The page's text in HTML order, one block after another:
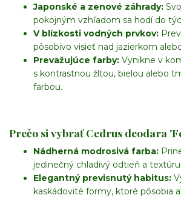
Japonské a zenové záhrady:
pokojným vzhľadom sa hodí do
V blízkosti vodných prvkov:
pôsobivo visieť nad jazierkom
Prevažujúce farby: Vynikne v
s kontrastnou žltou, bielou alebo
farbou.
Prečo si vybrať Cedrus deodara
Nádherná modrosivá farba:
jedinečný chladivý odtieň a textúru.
Elegantný previsnutý habitus:
kaskádovité formy, ktoré pôsobia